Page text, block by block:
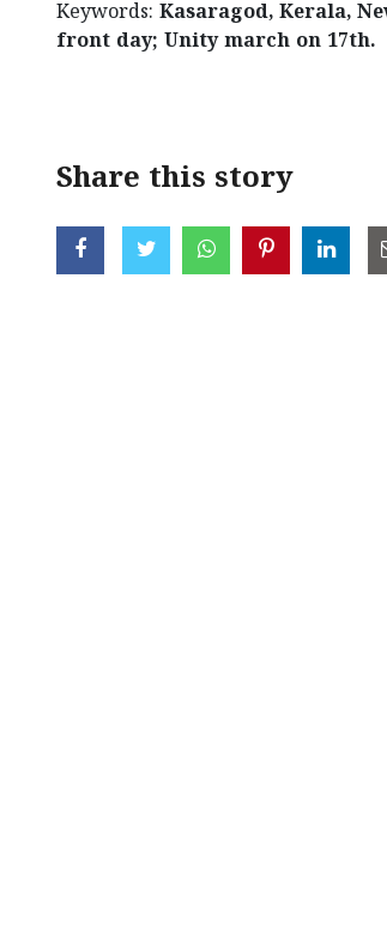
Keywords: Kasaragod, Kerala,
front day; Unity march on 17th.
Share this story